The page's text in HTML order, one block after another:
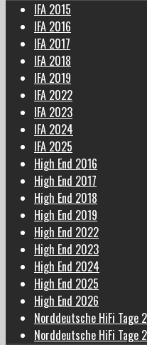
IFA 2015
IFA 2016
IFA 2017
IFA 2018
IFA 2019
IFA 2022
IFA 2023
IFA 2024
IFA 2025
High End 2016
High End 2017
High End 2018
High End 2019
High End 2022
High End 2023
High End 2024
High End 2025
High End 2026
Norddeutsche HiFi Tage
Norddeutsche HiFi Tage